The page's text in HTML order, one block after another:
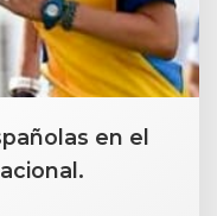
en el